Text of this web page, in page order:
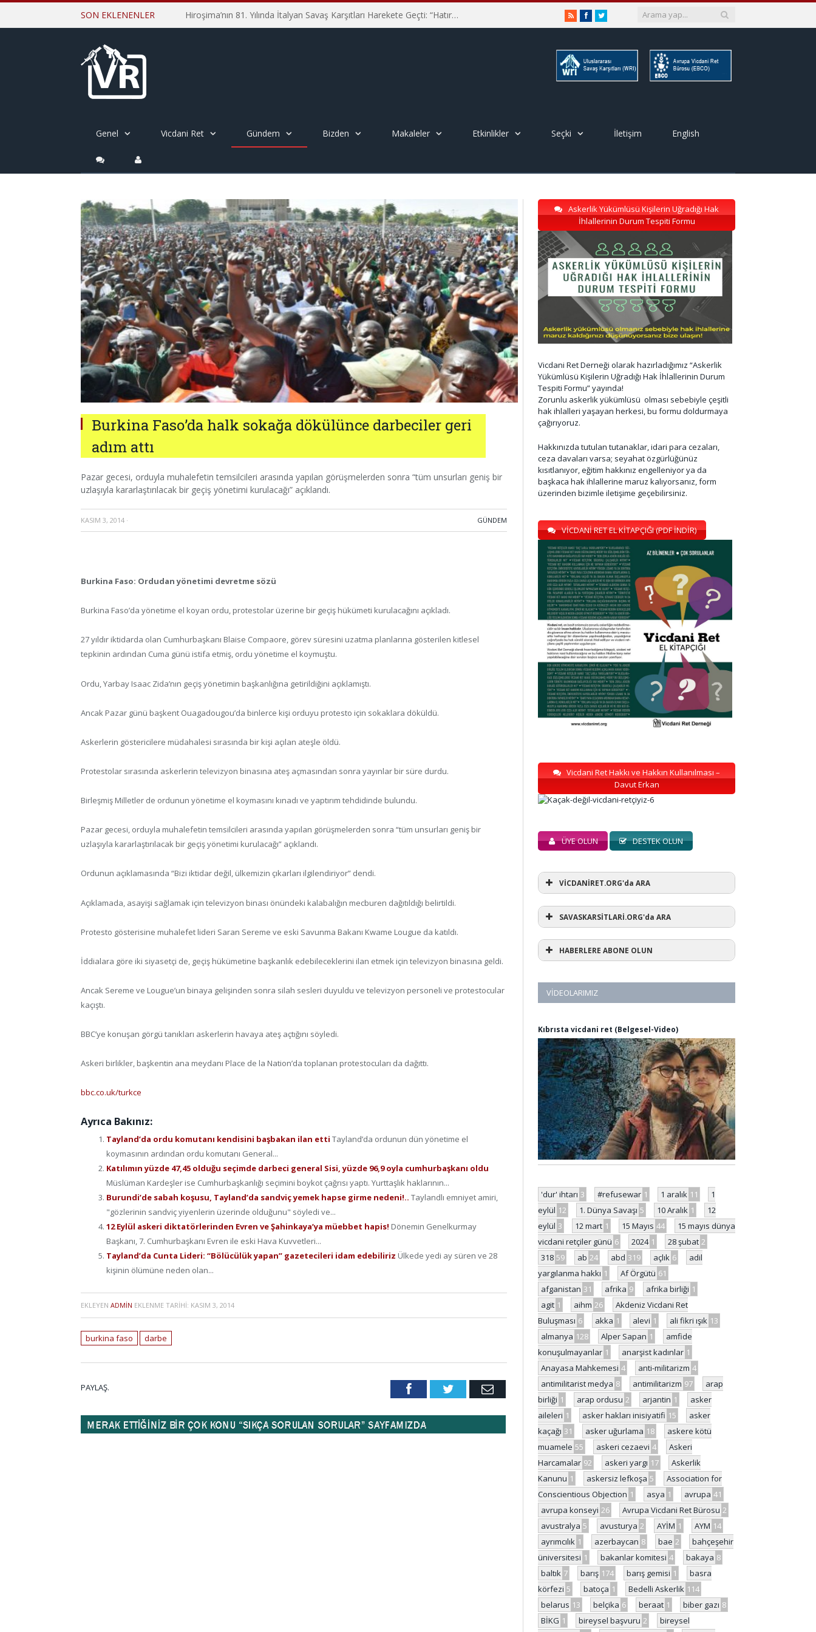
SON EKLENENLER Hiroşima’nın 81. Yılında İtalyan Savaş Karşıtları Harekete Geçti: “Hatırlamak yeterli değil” RSSFacebookTwitter
Genel Vicdani Ret Gündem Bizden Makaleler Etkinlikler Seçki İletişim English
Burkina Faso’da halk sokağa dökülünce darbeciler geri
adım attı
Pazar gecesi, orduyla muhalefetin temsilcileri arasında yapılan görüşmelerden sonra “tüm unsurları geniş bir
uzlaşıyla kararlaştırılacak bir geçiş yönetimi kurulacağı” açıklandı.
KASIM 3, 2014 · GÜNDEM
Burkina Faso: Ordudan yönetimi devretme sözü
Burkina Faso’da yönetime el koyan ordu, protestolar üzerine bir geçiş hükümeti kurulacağını açıkladı.
27 yıldır iktidarda olan Cumhurbaşkanı Blaise Compaore, görev süresini uzatma planlarına gösterilen kitlesel
tepkinin ardından Cuma günü istifa etmiş, ordu yönetime el koymuştu.
Ordu, Yarbay Isaac Zida’nın geçiş yönetimin başkanlığına getirildiğini açıklamıştı.
Ancak Pazar günü başkent Ouagadougou’da binlerce kişi orduyu protesto için sokaklara döküldü.
Askerlerin göstericilere müdahalesi sırasında bir kişi açılan ateşle öldü.
Protestolar sırasında askerlerin televizyon binasına ateş açmasından sonra yayınlar bir süre durdu.
Birleşmiş Milletler de ordunun yönetime el koymasını kınadı ve yaptırım tehdidinde bulundu.
Pazar gecesi, orduyla muhalefetin temsilcileri arasında yapılan görüşmelerden sonra “tüm unsurları geniş bir
uzlaşıyla kararlaştırılacak bir geçiş yönetimi kurulacağı” açıklandı.
Ordunun açıklamasında “Bizi iktidar değil, ülkemizin çıkarları ilgilendiriyor” dendi.
Açıklamada, asayişi sağlamak için televizyon binası önündeki kalabalığın mecburen dağıtıldığı belirtildi.
Protesto gösterisine muhalefet lideri Saran Sereme ve eski Savunma Bakanı Kwame Lougue da katıldı.
İddialara göre iki siyasetçi de, geçiş hükümetine başkanlık edebileceklerini ilan etmek için televizyon binasına geldi.
Ancak Sereme ve Lougue’un binaya gelişinden sonra silah sesleri duyuldu ve televizyon personeli ve protestocular
kaçıştı.
BBC’ye konuşan görgü tanıkları askerlerin havaya ateş açtığını söyledi.
Askeri birlikler, başkentin ana meydanı Place de la Nation’da toplanan protestocuları da dağıttı.
bbc.co.uk/turkce
Ayrıca Bakınız:
Tayland’da ordu komutanı kendisini başbakan ilan etti Tayland’da ordunun dün yönetime el
koymasının ardından ordu komutanı General...
Katılımın yüzde 47,45 olduğu seçimde darbeci general Sisi, yüzde 96,9 oyla cumhurbaşkanı oldu
Müslüman Kardeşler ise Cumhurbaşkanlığı seçimini boykot çağrısı yaptı. Yurttaşlık haklarının...
Burundi’de sabah koşusu, Tayland’da sandviç yemek hapse girme nedeni!.. Taylandlı emniyet amiri,
"gözlerinin sandviç yiyenlerin üzerinde olduğunu" söyledi ve...
12 Eylül askeri diktatörlerinden Evren ve Şahinkaya’ya müebbet hapis! Dönemin Genelkurmay
Başkanı, 7. Cumhurbaşkanı Evren ile eski Hava Kuvvetleri...
Tayland’da Cunta Lideri: “Bölücülük yapan” gazetecileri idam edebiliriz Ülkede yedi ay süren ve 28
kişinin ölümüne neden olan...
EKLEYEN ADMIN EKLENME TARIHI: KASIM 3, 2014
burkina faso darbe
PAYLAŞ. FacebookTwitter Email
Askerlik Yükümlüsü Kişilerin Uğradığı Hak
İhlallerinin Durum Tespiti Formu
Vicdani Ret Derneği olarak hazırladığımız “Askerlik
Yükümlüsü Kişilerin Uğradığı Hak İhlallerinin Durum
Tespiti Formu” yayında!
Zorunlu askerlik yükümlüsü olması sebebiyle çeşitli
hak ihlalleri yaşayan herkesi, bu formu doldurmaya
çağırıyoruz.
Hakkınızda tutulan tutanaklar, idari para cezaları,
ceza davaları varsa; seyahat özgürlüğünüz
kısıtlanıyor, eğitim hakkınız engelleniyor ya da
başkaca hak ihlallerine maruz kalıyorsanız, form
üzerinden bizimle iletişime geçebilirsiniz.
VİCDANİ RET EL KİTAPÇIĞI (PDF İNDİR)
Vicdani Ret Hakkı ve Hakkın Kullanılması –
Davut Erkan
ÜYE OLUN DESTEK OLUN
VİCDANİRET.ORG'da ARA
SAVASKARSİTLARİ.ORG'da ARA
HABERLERE ABONE OLUN
VIDEOLARIMIZ
Kıbrısta vicdani ret (Belgesel-Video)
'dur' ihtarı 3 #refusewar 1 1 aralık 11
1
eylül 12 1. Dünya Savaşı 5 10 Aralık 1
12
eylül 3 12 mart 1 15 Mayıs 44
15 mayıs dünya
vicdani retçiler günü 6 2024 1 28 şubat 2
318 59 ab 24 abd 319 açlık 6
adil
yargılanma hakkı 1 Af Örgütü 61
afganistan 31 afrika 9 afrika birliği 1
agit 1 aihm 26
Akdeniz Vicdani Ret
Buluşması 6 akka 1 alevi 1 ali fikri ışık 13
almanya 128 Alper Sapan 1
amfide
konuşulmayanlar 1 anarşist kadınlar 1
Anayasa Mahkemesi 4 anti-militarizm 4
antimilitarist medya 8 antimilitarizm 97
arap
birliği 1 arap ordusu 2 arjantin 1
asker
aileleri 1 asker hakları inisiyatifi 15
asker
kaçağı 31 asker uğurlama 18
askere kötü
muamele 55 askeri cezaevi 4
Askeri
Harcamalar 92 askeri yargı 17
Askerlik
Kanunu 1 askersiz lefkoşa 5
Association for
Conscientious Objection 1 asya 1 avrupa 41
avrupa konseyi 26 Avrupa Vicdani Ret Bürosu 2
avustralya 5 avusturya 2 AYİM 1 AYM 14
ayrımcılık 1 azerbaycan 8 bae 2
bahçeşehir
üniversitesi 1 bakanlar komitesi 4 bakaya 8
baltık 7 barış 174 barış gemisi 1
basra
körfezi 5 batoça 1 Bedelli Askerlik 114
belarus 13 belçika 6 beraat 1 biber gazı 8
BİKG 1 bireysel başvuru 2
bireysel